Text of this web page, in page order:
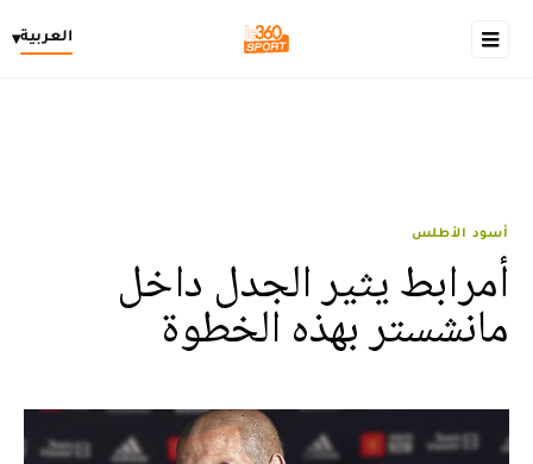
العربية▾
أسود الأطلس
أمرابط يثير الجدل داخل
مانشستر بهذه الخطوة